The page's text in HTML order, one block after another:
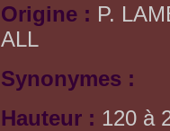
Origine : P.
ALL
Synonymes :
Hauteur : 120 à